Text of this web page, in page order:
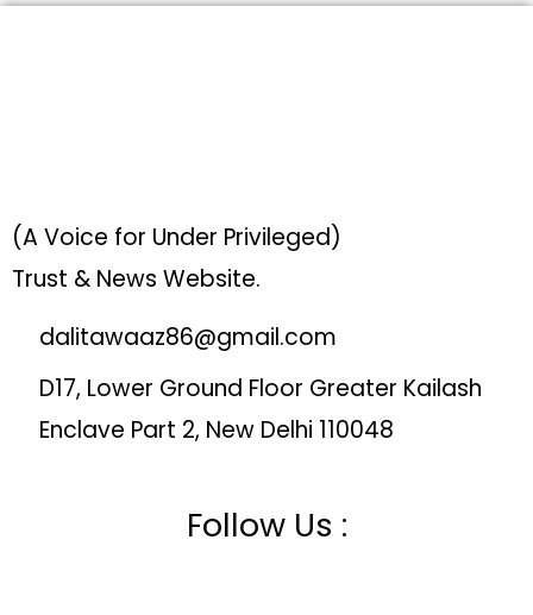
(A Voice for Under Privileged)
Trust & News Website.
dalitawaaz86@gmail.com
D17, Lower Ground Floor Greater Kailash
Enclave Part 2, New Delhi 110048
Follow Us :